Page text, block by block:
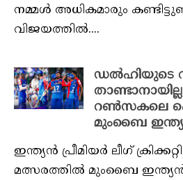
നമ്മള്‍ അധികമാരും
വിജയത്തില്‍....
ഡൽഹിയുടെ
റൺസകലെ
മുംബൈ
ഇന്ത്യന്‍ പ്രീമിയര്‍ ലീഗ്
മത്സരത്തില്‍ മുംബൈ